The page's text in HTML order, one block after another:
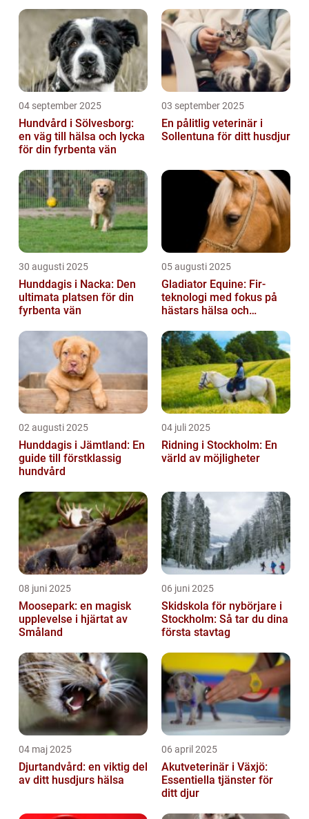
04 september 2025
Hundvård i Sölvesborg:
en väg till hälsa och lycka
för din fyrbenta vän
03 september 2025
En pålitlig veterinär i
Sollentuna för ditt husdjur
30 augusti 2025
Hunddagis i Nacka: Den
ultimata platsen för din
fyrbenta vän
05 augusti 2025
Gladiator Equine: Fir-
teknologi med fokus på
hästars hälsa och
02 augusti 2025
Hunddagis i Jämtland: En
guide till förstklassig
hundvård
04 juli 2025
Ridning i Stockholm: En
värld av möjligheter
08 juni 2025
Moosepark: en magisk
upplevelse i hjärtat av
Småland
06 juni 2025
Skidskola för nybörjare i
Stockholm: Så tar du dina
första stavtag
04 maj 2025
Djurtandvård: en viktig del
av ditt husdjurs hälsa
06 april 2025
Akutveterinär i Växjö:
Essentiella tjänster för
ditt djur